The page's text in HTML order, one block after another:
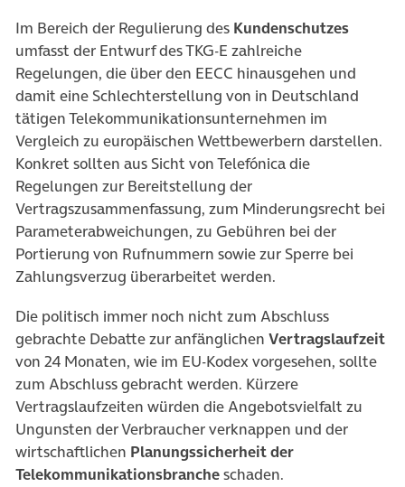
Im Bereich der Regulierung des Kundenschutzes
umfasst der Entwurf des TKG-E zahlreiche
Regelungen, die über den EECC hinausgehen und
damit eine Schlechterstellung von in Deutschland
tätigen Telekommunikationsunternehmen im
Vergleich zu europäischen Wettbewerbern darstellen.
Konkret sollten aus Sicht von Telefónica die
Regelungen zur Bereitstellung der
Vertragszusammenfassung, zum Minderungsrecht bei
Parameterabweichungen, zu Gebühren bei der
Portierung von Rufnummern sowie zur Sperre bei
Zahlungsverzug überarbeitet werden.
Die politisch immer noch nicht zum Abschluss
gebrachte Debatte zur anfänglichen Vertragslaufzeit
von 24 Monaten, wie im EU-Kodex vorgesehen, sollte
zum Abschluss gebracht werden. Kürzere
Vertragslaufzeiten würden die Angebotsvielfalt zu
Ungunsten der Verbraucher verknappen und der
wirtschaftlichen Planungssicherheit der
Telekommunikationsbrancheschaden.